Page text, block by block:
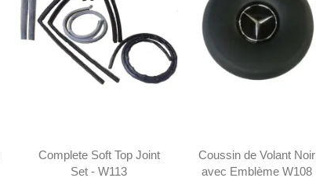
Complete Soft Top Joint
Set - W113
Coussin de Volant Noir
avec Emblème W108